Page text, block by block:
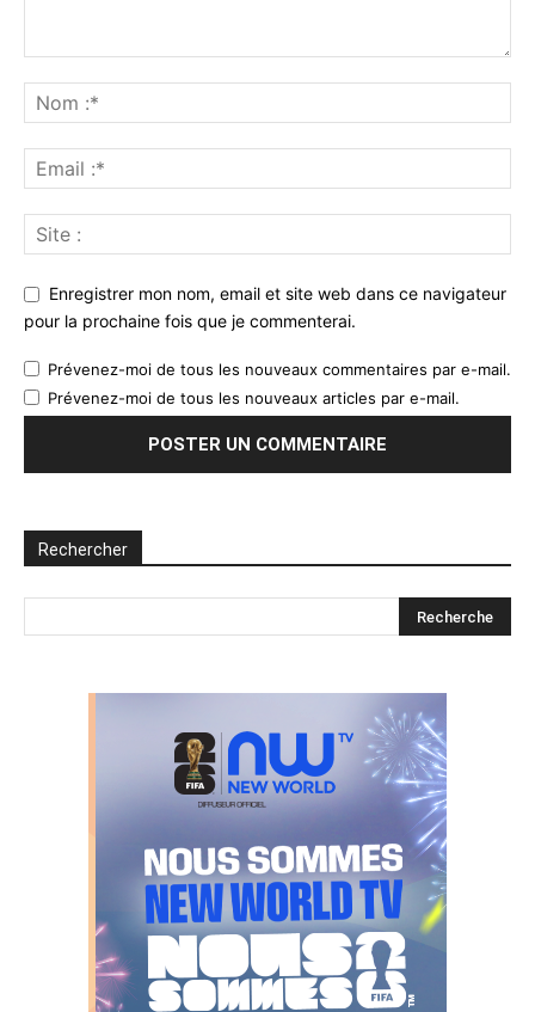
Enregistrer mon nom, email et site web dans ce navigateur
pour la prochaine fois que je commenterai.
Prévenez-moi de tous les nouveaux commentaires par e-mail.
Prévenez-moi de tous les nouveaux articles par e-mail.
Rechercher